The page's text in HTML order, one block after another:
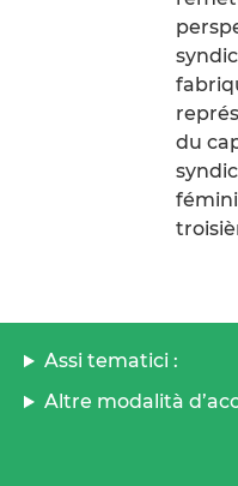
du
Assi tematici :
Altre modalità